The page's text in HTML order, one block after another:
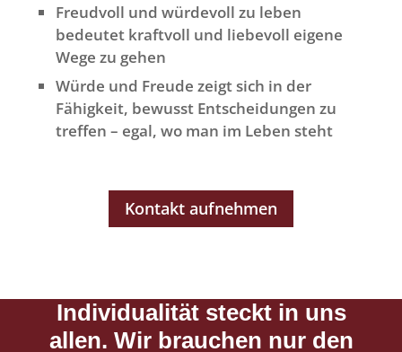
Freudvoll und würdevoll zu leben
bedeutet kraftvoll und liebevoll eigene
Wege zu gehen
Würde und Freude zeigt sich in der
Fähigkeit, bewusst Entscheidungen zu
treffen – egal, wo man im Leben steht
Kontakt aufnehmen
Individualität steckt in uns
allen. Wir brauchen nur den